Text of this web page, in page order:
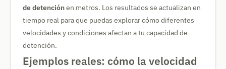
de detenciónen metros. Los resultados se actualizan en
tiempo real para que puedas explorar cómo diferentes
velocidades y condiciones afectan a tu capacidad de
detención.
Ejemplos reales: cómo la velocidad